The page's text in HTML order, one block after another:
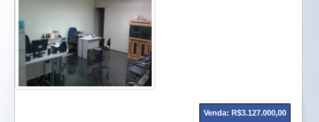
Venda: R$3.127.000,00